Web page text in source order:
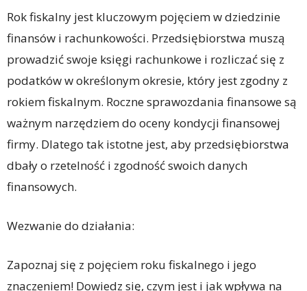
Rok fiskalny jest kluczowym pojęciem w dziedzinie
finansów i rachunkowości. Przedsiębiorstwa muszą
prowadzić swoje księgi rachunkowe i rozliczać się z
podatków w określonym okresie, który jest zgodny z
rokiem fiskalnym. Roczne sprawozdania finansowe są
ważnym narzędziem do oceny kondycji finansowej
firmy. Dlatego tak istotne jest, aby przedsiębiorstwa
dbały o rzetelność i zgodność swoich danych
finansowych.
Wezwanie do działania:
Zapoznaj się z pojęciem roku fiskalnego i jego
znaczeniem! Dowiedz się, czym jest i jak wpływa na